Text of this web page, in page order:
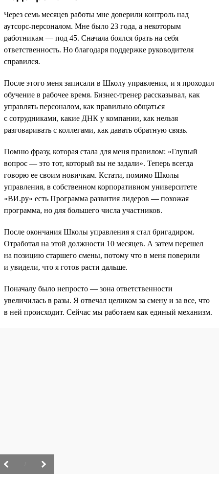
Через семь месяцев работы мне доверили контроль над
аутсорс-персоналом. Мне было 23 года, а некоторым
работникам — под 45. Сначала боялся брать на себя
ответственность. Но благодаря поддержке руководителя
справился.
После этого меня записали в Школу управления, и я проходил
обучение в рабочее время. Бизнес-тренер рассказывал, как
управлять персоналом, как правильно общаться
с сотрудниками, какие ДНК у компании, как нельзя
разговаривать с коллегами, как давать обратную связь.
Помню фразу, которая стала для меня правилом: «Глупый
вопрос — это тот, который вы не задали». Теперь всегда
говорю ее своим новичкам. Кстати, помимо Школы
управления, в собственном корпоративном университете
«ВИ.ру» есть Программа развития лидеров — похожая
программа, но для большего числа участников.
После окончания Школы управления я стал бригадиром.
Отработал на этой должности 10 месяцев. А затем перешел
на позицию старшего смены, потому что в меня поверили
и увидели, что я готов расти дальше.
Поначалу было непросто — зона ответственности
увеличилась в разы. Я отвечал целиком за смену и за все, что
в ней происходит. Сейчас мы работаем как единый механизм.